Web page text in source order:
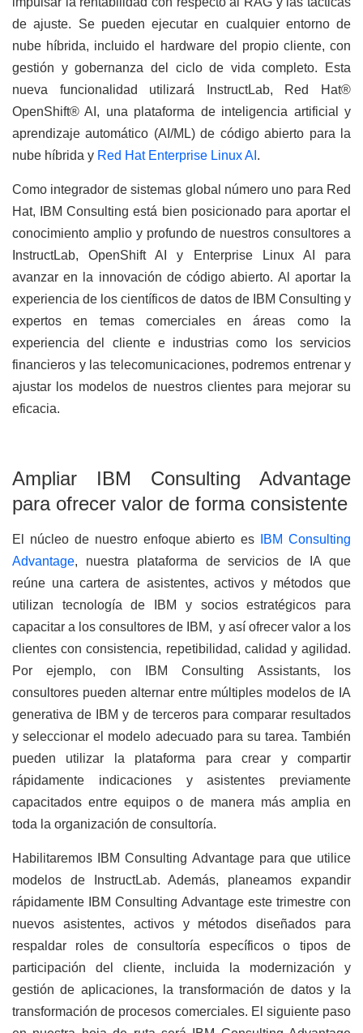
de ajuste. Se pueden ejecutar en cualquier entorno de
nube híbrida, incluido el hardware del propio cliente, con
gestión y gobernanza del ciclo de vida completo. Esta
nueva funcionalidad utilizará InstructLab, Red Hat®
OpenShift® AI, una plataforma de inteligencia artificial y
aprendizaje automático (AI/ML) de código abierto para la
nube híbrida y Red Hat Enterprise Linux AI .
Como integrador de sistemas global número uno para Red
Hat, IBM Consulting está bien posicionado para aportar el
conocimiento amplio y profundo de nuestros consultores a
InstructLab, OpenShift AI y Enterprise Linux AI para
avanzar en la innovación de código abierto. Al aportar la
experiencia de los científicos de datos de IBM Consulting y
expertos en temas comerciales en áreas como la
experiencia del cliente e industrias como los servicios
financieros y las telecomunicaciones, podremos entrenar y
ajustar los modelos de nuestros clientes para mejorar su
eficacia.
Ampliar IBM Consulting Advantage
para ofrecer valor de forma consistente
El núcleo de nuestro enfoque abierto es
IBM Consulting
Advantage, nuestra plataforma de servicios de IA que
reúne una cartera de asistentes, activos y métodos que
utilizan tecnología de IBM y socios estratégicos para
capacitar a los consultores de IBM, y así ofrecer valor a los
clientes con consistencia, repetibilidad, calidad y agilidad.
Por ejemplo, con IBM Consulting Assistants, los
consultores pueden alternar entre múltiples modelos de IA
generativa de IBM y de terceros para comparar resultados
y seleccionar el modelo adecuado para su tarea. También
pueden utilizar la plataforma para crear y compartir
rápidamente indicaciones y asistentes previamente
capacitados entre equipos o de manera más amplia en
toda la organización de consultoría.
Habilitaremos IBM Consulting Advantage para que utilice
modelos de InstructLab. Además, planeamos expandir
rápidamente IBM Consulting Advantage este trimestre con
nuevos asistentes, activos y métodos diseñados para
respaldar roles de consultoría específicos o tipos de
participación del cliente, incluida la modernización y
gestión de aplicaciones, la transformación de datos y la
transformación de procesos comerciales. El siguiente paso